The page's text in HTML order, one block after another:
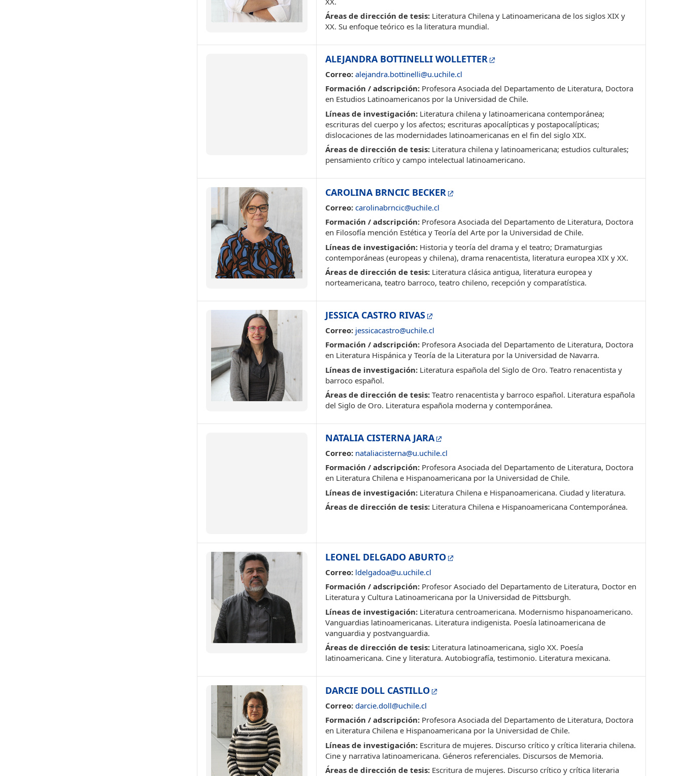
Áreas de dirección de tesis: Literatura Chilena y Latinoamericana de los siglos XIX y
XX. Su enfoque teórico es la literatura mundial.
ALEJANDRA BOTTINELLI WOLLETTER
Correo: alejandra.bottinelli@u.uchile.cl
Formación / adscripción: Profesora Asociada del Departamento de Literatura, Doctora
en Estudios Latinoamericanos por la Universidad de Chile.
Líneas de investigación: Literatura chilena y latinoamericana contemporánea;
escrituras del cuerpo y los afectos; escrituras apocalípticas y postapocalípticas;
dislocaciones de las modernidades latinoamericanas en el fin del siglo XIX.
Áreas de dirección de tesis: Literatura chilena y latinoamericana; estudios culturales;
pensamiento crítico y campo intelectual latinoamericano.
CAROLINA BRNCIC BECKER
Correo: carolinabrncic@uchile.cl
Formación / adscripción: Profesora Asociada del Departamento de Literatura, Doctora
en Filosofía mención Estética y Teoría del Arte por la Universidad de Chile.
Líneas de investigación: Historia y teoría del drama y el teatro; Dramaturgias
contemporáneas (europeas y chilena), drama renacentista, literatura europea XIX y XX.
Áreas de dirección de tesis: Literatura clásica antigua, literatura europea y
norteamericana, teatro barroco, teatro chileno, recepción y comparatística.
JESSICA CASTRO RIVAS
Correo: jessicacastro@uchile.cl
Formación / adscripción: Profesora Asociada del Departamento de Literatura, Doctora
en Literatura Hispánica y Teoría de la Literatura por la Universidad de Navarra.
Líneas de investigación: Literatura española del Siglo de Oro. Teatro renacentista y
barroco español.
Áreas de dirección de tesis: Teatro renacentista y barroco español. Literatura española
del Siglo de Oro. Literatura española moderna y contemporánea.
NATALIA CISTERNA JARA
Correo: nataliacisterna@u.uchile.cl
Formación / adscripción: Profesora Asociada del Departamento de Literatura, Doctora
en Literatura Chilena e Hispanoamericana por la Universidad de Chile.
Líneas de investigación: Literatura Chilena e Hispanoamericana. Ciudad y literatura.
Áreas de dirección de tesis: Literatura Chilena e Hispanoamericana Contemporánea.
LEONEL DELGADO ABURTO
Correo: ldelgadoa@u.uchile.cl
Formación / adscripción: Profesor Asociado del Departamento de Literatura, Doctor en
Literatura y Cultura Latinoamericana por la Universidad de Pittsburgh.
Líneas de investigación: Literatura centroamericana. Modernismo hispanoamericano.
Vanguardias latinoamericanas. Literatura indigenista. Poesía latinoamericana de
vanguardia y postvanguardia.
Áreas de dirección de tesis: Literatura latinoamericana, siglo XX. Poesía
latinoamericana. Cine y literatura. Autobiografía, testimonio. Literatura mexicana.
DARCIE DOLL CASTILLO
Correo: darcie.doll@uchile.cl
Formación / adscripción: Profesora Asociada del Departamento de Literatura, Doctora
en Literatura Chilena e Hispanoamericana por la Universidad de Chile.
Líneas de investigación: Escritura de mujeres. Discurso crítico y crítica literaria chilena.
Cine y narrativa latinoamericana. Géneros referenciales. Discursos de Memoria.
Áreas de dirección de tesis: Escritura de mujeres. Discurso crítico y crítica literaria